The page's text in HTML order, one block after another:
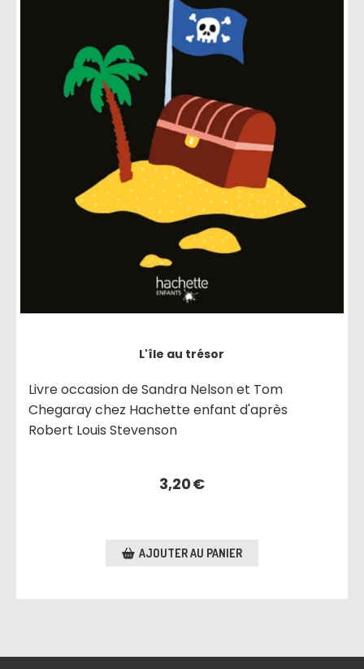
L'île au trésor
Livre occasion de Sandra Nelson et Tom
Chegaray chez Hachette enfant d'après
Robert Louis Stevenson
3,20€
AJOUTER AU PANIER